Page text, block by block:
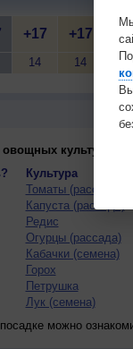
+17
14
+17
14 14
культур
Культура
Томаты (рассада)
Капуста (рассада)
Редис
Огурцы (рассада)
Кабачки (семена)
Горох
Петрушка
Лук (семена)
можно